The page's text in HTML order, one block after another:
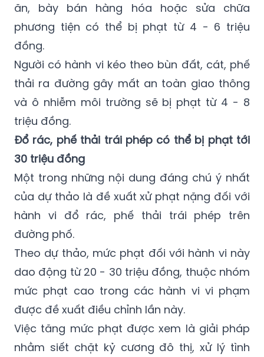
ăn, bày bán hàng hóa hoặc sửa chữa
phương tiện có thể bị phạt từ 4 - 6 triệu
đồng.
Người có hành vi kéo theo bùn đất, cát, phế
thải ra đường gây mất an toàn giao thông
và ô nhiễm môi trường sẽ bị phạt từ 4 - 8
triệu đồng.
Đổ rác, phế thải trái phép có thể bị phạt tới
30 triệu đồng
Một trong những nội dung đáng chú ý nhất
của dự thảo là đề xuất xử phạt nặng đối với
hành vi đổ rác, phế thải trái phép trên
đường phố.
Theo dự thảo, mức phạt đối với hành vi này
dao động từ 20 - 30 triệu đồng, thuộc nhóm
mức phạt cao trong các hành vi vi phạm
được đề xuất điều chỉnh lần này.
Việc tăng mức phạt được xem là giải pháp
nhằm siết chặt kỷ cương đô thị, xử lý tình